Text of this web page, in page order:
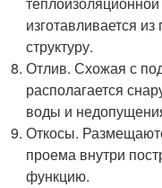
изготавливается
структуру.
Отлив. Схожая с
располагается
воды и
Откосы.
проема внутри
функцию.